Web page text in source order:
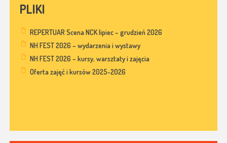
PLIKI
REPERTUAR Scena NCK lipiec – grudzień 2026
NH FEST 2026 – wydarzenia i wystawy
NH FEST 2026 – kursy, warsztaty i zajęcia
Oferta zajęć i kursów 2025-2026